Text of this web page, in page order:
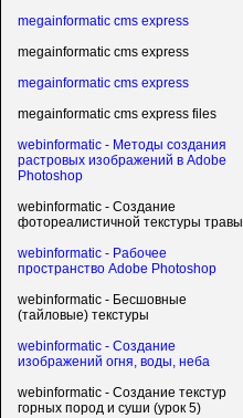
megainformatic cms express
megainformatic cms express
megainformatic cms express
megainformatic cms express files
webinformatic - Методы создания
растровых изображений в Adobe
Photoshop
webinformatic - Создание
фотореалистичной текстуры травы
webinformatic - Рабочее
пространство Adobe Photoshop
webinformatic - Бесшовные
(тайловые) текстуры
webinformatic - Создание
изображений огня, воды, неба
webinformatic - Создание текстур
горных пород и суши (урок 5)